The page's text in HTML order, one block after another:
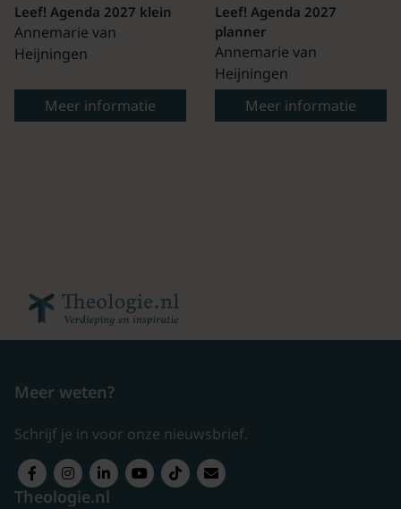
Leef! Agenda 2027 klein
Annemarie van
Heijningen
Meer informatie
Leef! Agenda 2027
planner
Annemarie van
Heijningen
Meer informatie
Meer weten?
Schrijf je in voor onze nieuwsbrief.
Theologie.nl